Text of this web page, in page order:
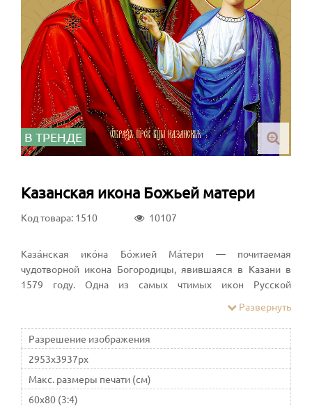
В ТРЕНДЕ
Казанская икона Божьей матери
Код товара: 1510 10107
Каза́нская ико́на Бо́жией Ма́тери — почитаемая
чудотворной икона Богородицы, явившаяся в Казани в
1579 году. Одна из самых чтимых икон Русской
Развернуть
Разрешение изображения
2953x3937px
Макс. размеры печати (см)
60x80 (3:4)